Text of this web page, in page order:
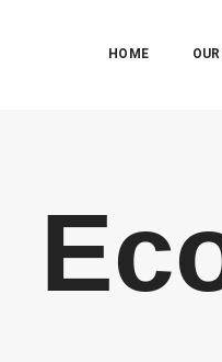
HOME